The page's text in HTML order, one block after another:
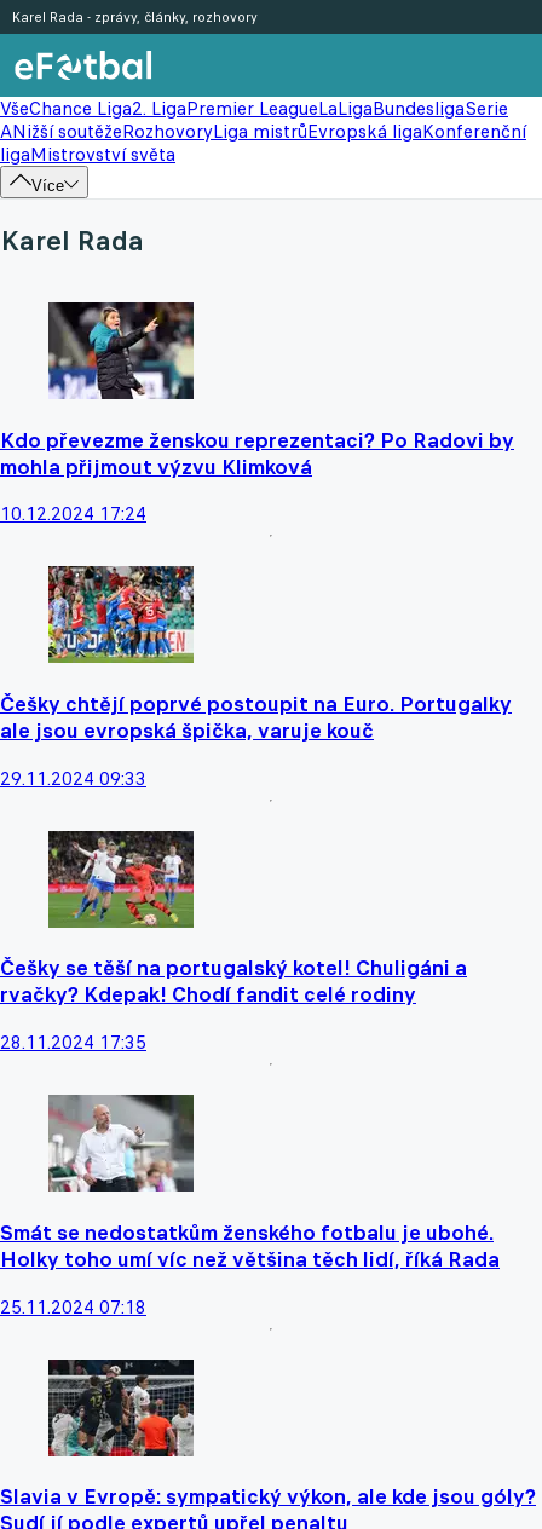
VšeChance Liga2. LigaPremier LeagueLaLigaBundesligaSerie
ANižší soutěžeRozhovoryLiga mistrůEvropská ligaKonferenční
ligaMistrovství světa
Více
Karel Rada - zprávy, články, rozhovory
Karel Rada
Kdo převezme ženskou reprezentaci? Po Radovi by
mohla přijmout výzvu Klimková
10.12.2024 17:24
Češky chtějí poprvé postoupit na Euro. Portugalky
ale jsou evropská špička, varuje kouč
29.11.2024 09:33
Češky se těší na portugalský kotel! Chuligáni a
rvačky? Kdepak! Chodí fandit celé rodiny
28.11.2024 17:35
Smát se nedostatkům ženského fotbalu je ubohé.
Holky toho umí víc než většina těch lidí, říká Rada
25.11.2024 07:18
Slavia v Evropě: sympatický výkon, ale kde jsou góly?
Sudí jí podle expertů upřel penaltu